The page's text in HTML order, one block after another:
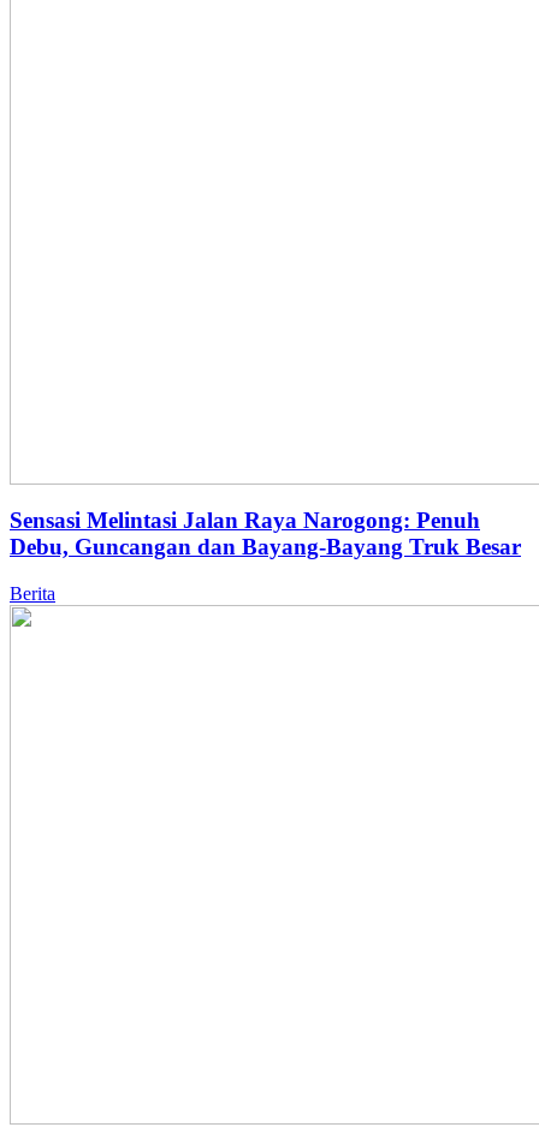
Sensasi Melintasi Jalan Raya Narogong: Penuh
Debu, Guncangan dan Bayang-Bayang Truk Besar
Berita